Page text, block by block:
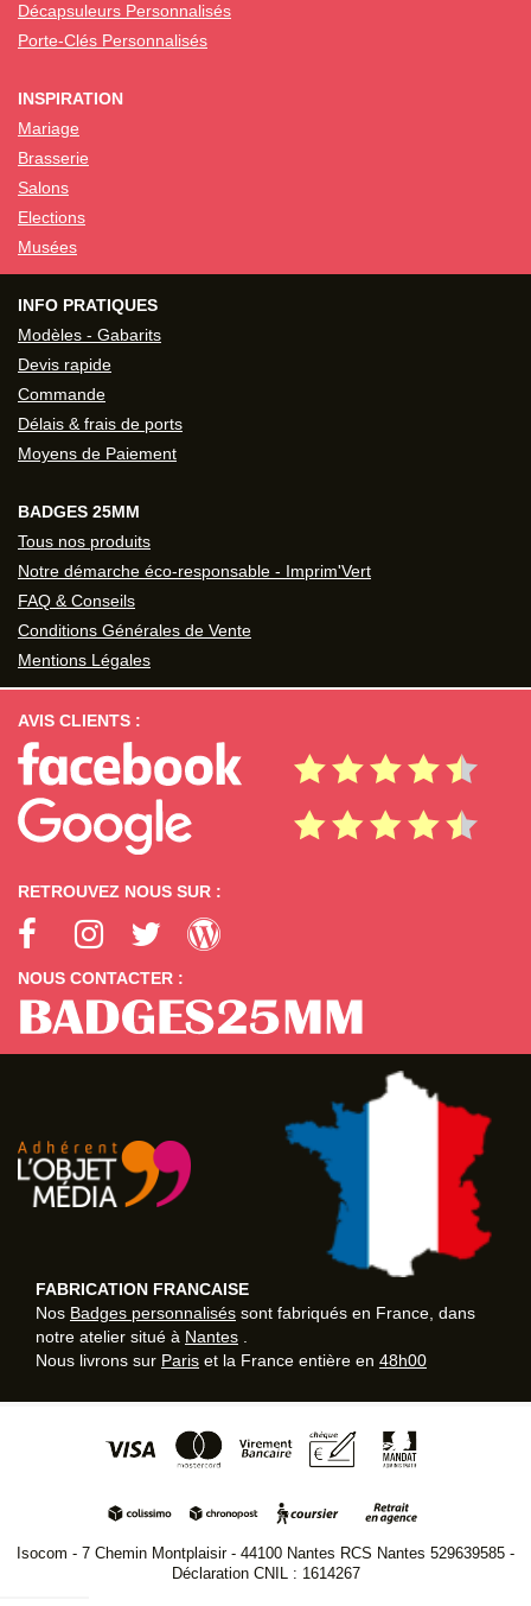
Décapsuleurs Personnalisés
Porte-Clés Personnalisés
INSPIRATION
Mariage
Brasserie
Salons
Elections
Musées
INFO PRATIQUES
Modèles - Gabarits
Devis rapide
Commande
Délais & frais de ports
Moyens de Paiement
BADGES 25MM
Tous nos produits
Notre démarche éco-responsable - Imprim'Vert
FAQ & Conseils
Conditions Générales de Vente
Mentions Légales
AVIS CLIENTS :
RETROUVEZ NOUS SUR :
NOUS CONTACTER :
FABRICATION FRANCAISE
Nos Badges personnalisés sont fabriqués en France, dans
notre atelier situé à Nantes
Nous livrons sur Paris et la France entière en 48h00
Isocom - 7 Chemin Montplaisir - 44100 Nantes RCS Nantes 529639585 -
Déclaration CNIL : 1614267